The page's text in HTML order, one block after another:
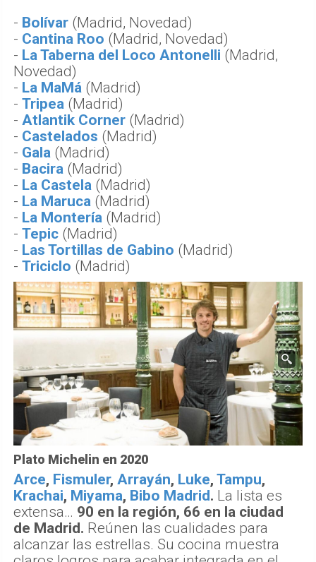
- Bolívar (Madrid, Novedad)
- Cantina Roo (Madrid, Novedad)
- La Taberna del Loco Antonelli (Madrid,
Novedad)
- La MaMá (Madrid)
- Tripea (Madrid)
- Atlantik Corner (Madrid)
- Castelados (Madrid)
- Gala (Madrid)
- Bacira (Madrid)
- La Castela (Madrid)
- La Maruca (Madrid)
- La Montería (Madrid)
- Tepic (Madrid)
- Las Tortillas de Gabino (Madrid)
- Triciclo (Madrid)
Plato Michelin en 2020
Arce, Fismuler, Arrayán, Luke, Tampu,
Krachai, Miyama, Bibo Madrid. La lista es
extensa… 90 en la región, 66 en la ciudad
de Madrid. Reúnen las cualidades para
alcanzar las estrellas. Su cocina muestra